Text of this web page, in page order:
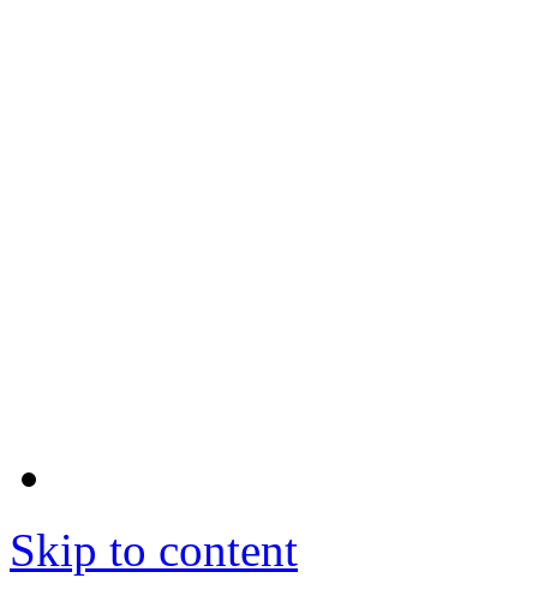
Skip to content